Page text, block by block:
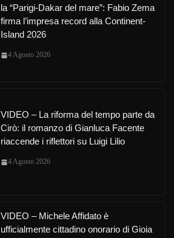
la “Parigi-Dakar del mare”: Fabio Zema
firma l’impresa record alla Continent-
Island 2026
4 Agosto 2026
VIDEO – La riforma del tempo parte da
Cirò: il romanzo di Gianluca Facente
riaccende i riflettori su Luigi Lilio
4 Agosto 2026
VIDEO – Michele Affidato è
ufficialmente cittadino onorario di Gioia